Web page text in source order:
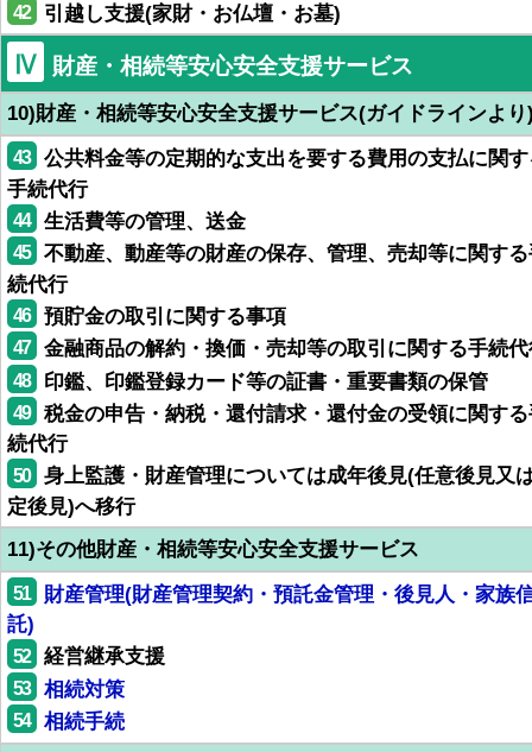
42 引越し支援(家財・お仏壇・お墓)
Ⅳ 財産・相続等安心安全支援サービス
10)財産・相続等安心安全支援サービス(ガイドラインより
43
公共料金等の定期的な支出を要する費用の支払に関
手続代行
44 生活費等の管理、送金
45
不動産、動産等の財産の保存、管理、売却等に関す
続代行
46 預貯金の取引に関する事項
47 金融商品の解約・換価・売却等の取引に関する手続
48 印鑑、印鑑登録カード等の証書・重要書類の保管
49
税金の申告・納税・還付請求・還付金の受領に関す
続代行
50
身上監護・財産管理については成年後見(任意後見又
定後見)へ移行
11)その他財産・相続等安心安全支援サービス
51
財産管理(財産管理契約・預託金管理・後見人・家族
託)
52 経営継承支援
53 相続対策
54
相続手続